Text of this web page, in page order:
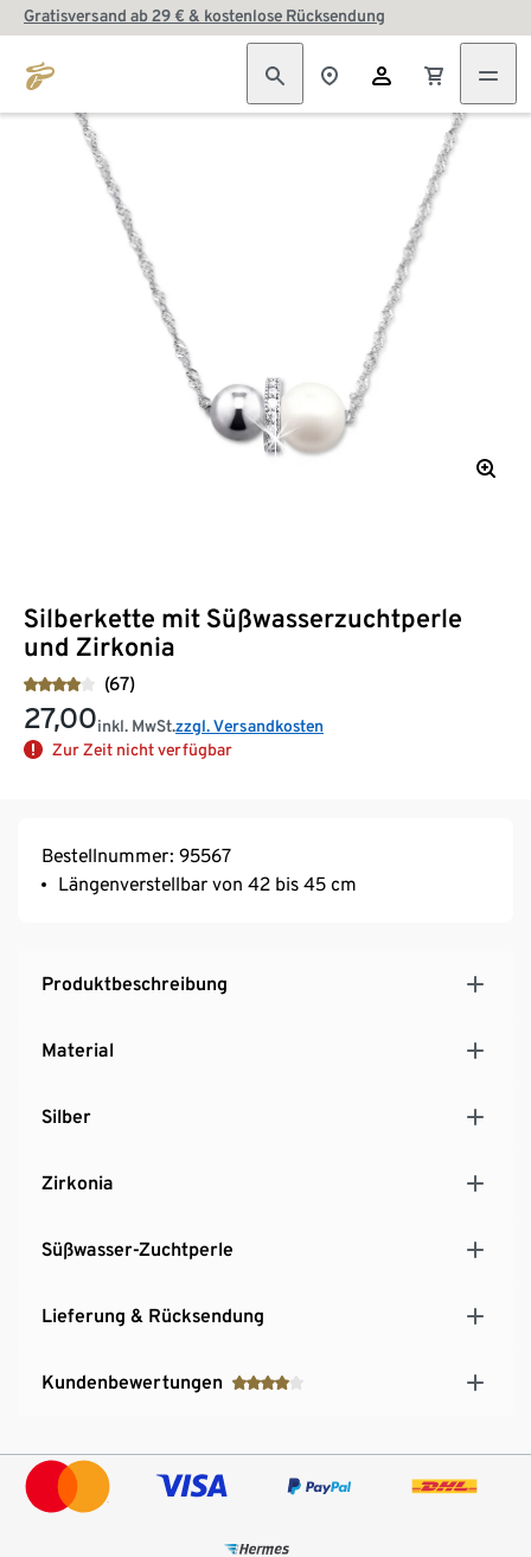
Gratisversand ab 29 € & kostenlose Rücksendung
Silberkette mit Süßwasserzuchtperle
und Zirkonia
(67)
27,00inkl. MwSt.zzgl. Versandkosten
Zur Zeit nicht verfügbar
Bestellnummer: 95567
Längenverstellbar von 42 bis 45 cm
Produktbeschreibung
Material
Silber
Zirkonia
Süßwasser-Zuchtperle
Lieferung & Rücksendung
Kundenbewertungen